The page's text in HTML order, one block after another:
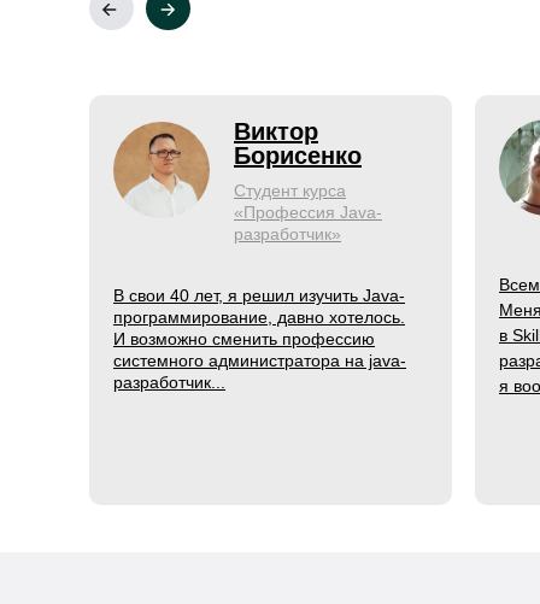
Студент курса
«Профессия Java-
разработчик»
Виктор
Борисенко
В свои 40 лет, я решил изучить Java-
программирование, давно хотелось.
И возможно сменить профессию
системного администратора на java-
разработчик...
в
я